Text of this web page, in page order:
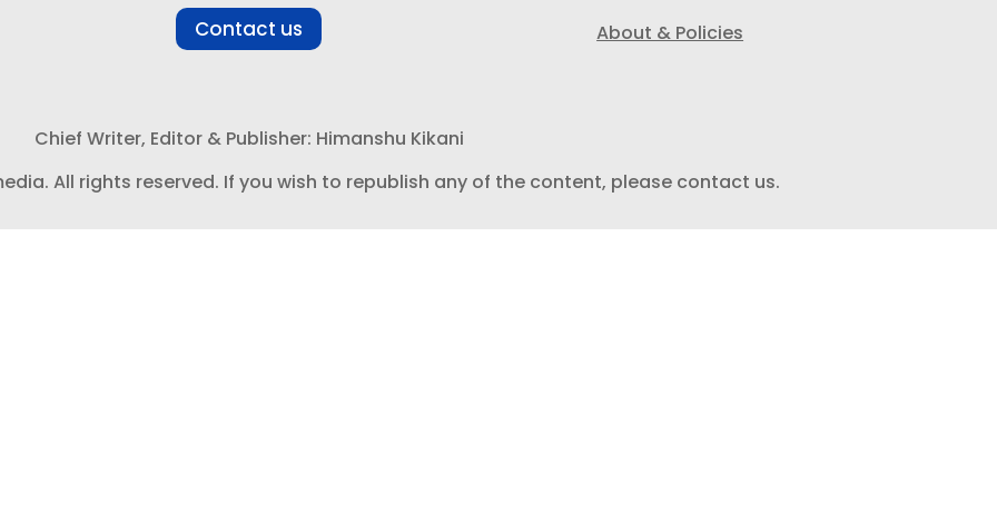
Contact us About & Policies
Chief Writer, Editor & Publisher: Himanshu Kikani
All rights reserved. If you wish to republish any of the content, please contact us.